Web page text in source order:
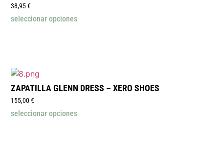
38,95€
seleccionar opciones
ZAPATILLA GLENN DRESS – XERO SHOES
155,00€
seleccionar opciones